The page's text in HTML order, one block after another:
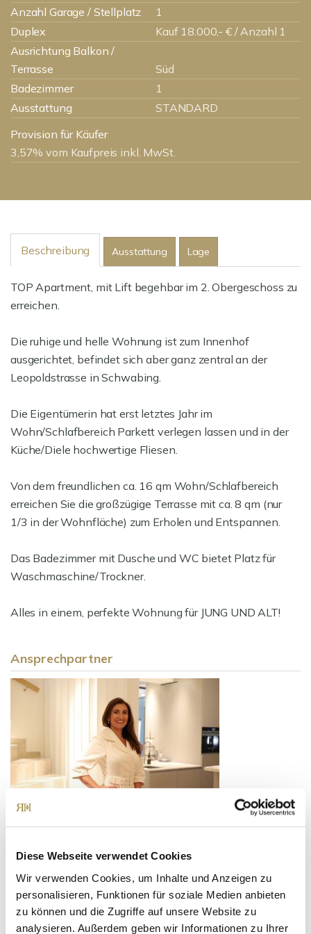
Diese Webseite verwendet Cookies
Wir verwenden Cookies, um Inhalte und Anzeigen zu
personalisieren, Funktionen für soziale Medien anbieten
zu können und die Zugriffe auf unsere Website zu
analysieren. Außerdem geben wir Informationen zu Ihrer
Anzahl Garage / Stellplatz
1
Duplex
Kauf 18.000,- € / Anzahl 1
Ausrichtung Balkon /
Terrasse
Süd
Badezimmer
1
Ausstattung
STANDARD
Provision für Käufer
3,57% vom Kaufpreis inkl. MwSt.
Beschreibung Ausstattung Lage
TOP Apartment, mit Lift begehbar im 2. Obergeschoss zu
erreichen.
Die ruhige und helle Wohnung ist zum Innenhof
ausgerichtet, befindet sich aber ganz zentral an der
Leopoldstrasse in Schwabing.
Die Eigentümerin hat erst letztes Jahr im
Wohn/Schlafbereich Parkett verlegen lassen und in der
Küche/Diele hochwertige Fliesen.
Von dem freundlichen ca. 16 qm Wohn/Schlafbereich
erreichen Sie die großzügige Terrasse mit ca. 8 qm (nur
1/3 in der Wohnfläche) zum Erholen und Entspannen.
Das Badezimmer mit Dusche und WC bietet Platz für
Waschmaschine/Trockner.
Alles in einem, perfekte Wohnung für JUNG UND ALT!
Ansprechpartner
Telefon: +49 89 90932007
Telefax: +49 89 90932011
Mobil: +49 160 97326123
ritter@ritterherz.de
Freue mich auf Sie!